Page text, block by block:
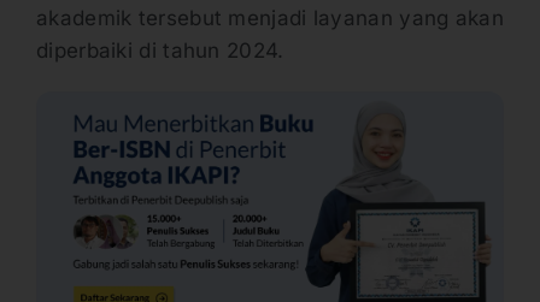
akademik tersebut menjadi layanan yang akan
diperbaiki di tahun 2024.